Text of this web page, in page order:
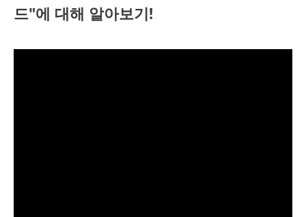
드"에 대해 알아보기!